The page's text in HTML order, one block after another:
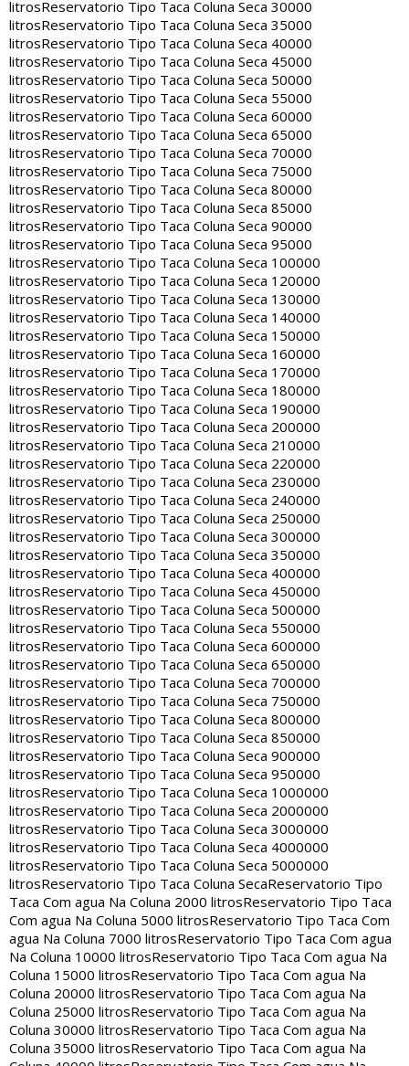
litrosReservatorio Tipo Taca Coluna Seca 30000
litrosReservatorio Tipo Taca Coluna Seca 35000
litrosReservatorio Tipo Taca Coluna Seca 40000
litrosReservatorio Tipo Taca Coluna Seca 45000
litrosReservatorio Tipo Taca Coluna Seca 50000
litrosReservatorio Tipo Taca Coluna Seca 55000
litrosReservatorio Tipo Taca Coluna Seca 60000
litrosReservatorio Tipo Taca Coluna Seca 65000
litrosReservatorio Tipo Taca Coluna Seca 70000
litrosReservatorio Tipo Taca Coluna Seca 75000
litrosReservatorio Tipo Taca Coluna Seca 80000
litrosReservatorio Tipo Taca Coluna Seca 85000
litrosReservatorio Tipo Taca Coluna Seca 90000
litrosReservatorio Tipo Taca Coluna Seca 95000
litrosReservatorio Tipo Taca Coluna Seca 100000
litrosReservatorio Tipo Taca Coluna Seca 120000
litrosReservatorio Tipo Taca Coluna Seca 130000
litrosReservatorio Tipo Taca Coluna Seca 140000
litrosReservatorio Tipo Taca Coluna Seca 150000
litrosReservatorio Tipo Taca Coluna Seca 160000
litrosReservatorio Tipo Taca Coluna Seca 170000
litrosReservatorio Tipo Taca Coluna Seca 180000
litrosReservatorio Tipo Taca Coluna Seca 190000
litrosReservatorio Tipo Taca Coluna Seca 200000
litrosReservatorio Tipo Taca Coluna Seca 210000
litrosReservatorio Tipo Taca Coluna Seca 220000
litrosReservatorio Tipo Taca Coluna Seca 230000
litrosReservatorio Tipo Taca Coluna Seca 240000
litrosReservatorio Tipo Taca Coluna Seca 250000
litrosReservatorio Tipo Taca Coluna Seca 300000
litrosReservatorio Tipo Taca Coluna Seca 350000
litrosReservatorio Tipo Taca Coluna Seca 400000
litrosReservatorio Tipo Taca Coluna Seca 450000
litrosReservatorio Tipo Taca Coluna Seca 500000
litrosReservatorio Tipo Taca Coluna Seca 550000
litrosReservatorio Tipo Taca Coluna Seca 600000
litrosReservatorio Tipo Taca Coluna Seca 650000
litrosReservatorio Tipo Taca Coluna Seca 700000
litrosReservatorio Tipo Taca Coluna Seca 750000
litrosReservatorio Tipo Taca Coluna Seca 800000
litrosReservatorio Tipo Taca Coluna Seca 850000
litrosReservatorio Tipo Taca Coluna Seca 900000
litrosReservatorio Tipo Taca Coluna Seca 950000
litrosReservatorio Tipo Taca Coluna Seca 1000000
litrosReservatorio Tipo Taca Coluna Seca 2000000
litrosReservatorio Tipo Taca Coluna Seca 3000000
litrosReservatorio Tipo Taca Coluna Seca 4000000
litrosReservatorio Tipo Taca Coluna Seca 5000000
litrosReservatorio Tipo Taca Coluna SecaReservatorio Tipo
Taca Com agua Na Coluna 2000 litrosReservatorio Tipo Taca
Com agua Na Coluna 5000 litrosReservatorio Tipo Taca Com
agua Na Coluna 7000 litrosReservatorio Tipo Taca Com agua
Na Coluna 10000 litrosReservatorio Tipo Taca Com agua Na
Coluna 15000 litrosReservatorio Tipo Taca Com agua Na
Coluna 20000 litrosReservatorio Tipo Taca Com agua Na
Coluna 25000 litrosReservatorio Tipo Taca Com agua Na
Coluna 30000 litrosReservatorio Tipo Taca Com agua Na
Coluna 35000 litrosReservatorio Tipo Taca Com agua Na